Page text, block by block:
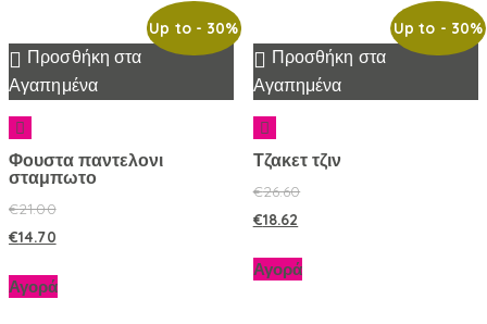
Up to- 30%
Προσθήκη στα
Αγαπημένα
Φουστα παντελονι
σταμπωτο
€21.00
€14.70
Αγορά
Up to - 30%
Προσθήκη στα
Αγαπημένα
Τζακετ τζιν
€26.60
€18.62
Αγορά